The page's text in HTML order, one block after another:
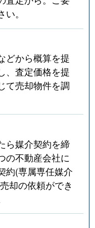
。
どから概算を提
、査定価格を提
て売却物件を調
ら媒介契約を締
の不動産会社に
約(専属専任媒介
却の依頼ができ